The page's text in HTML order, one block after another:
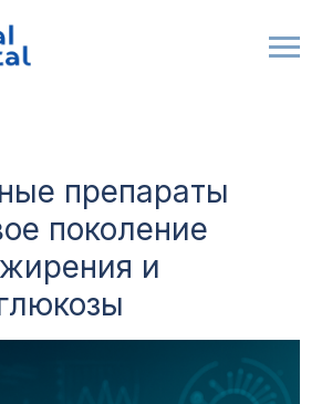
препараты
поколение
и